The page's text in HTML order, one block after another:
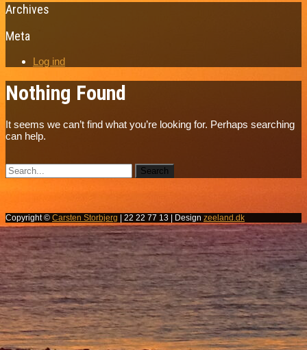
Archives
Meta
Log ind
Nothing Found
It seems we can’t find what you’re looking for. Perhaps searching
can help.
Copyright © Carsten Storbjerg | 22 22 77 13 | Design zeeland.dk